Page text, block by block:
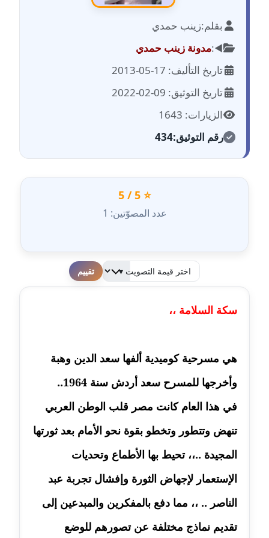
مدونة احمد الحسيني
عاملة
مدونة احمد زكريا
عاملة
مدونة أحمد زيدان
عاملة
مدونة أحمد سيد
عاملة
عاملة
مدونة اريج الشرفا
مدونة اسراء كمال
مدونة اسلام أبو علم
عاملة
عاملة
بقلم:زينب حمدي
◀️:مدونة زينب حمدي
تاريخ التأليف: 17-05-2013
تاريخ التوثيق: 09-02-2022
الزيارات: 1643
رقم التوثيق:434
⭐ 5 / 5
عدد المصوّتين: 1
لطفا قم بالتقييم
سكة السلامة ،،
هي مسرحية كوميدية ألفها سعد الدين وهبة
وأخرجها للمسرح سعد أردش سنة 1964..
في هذا العام كانت مصر قلب الوطن العربي
تنهض وتتطور وتخطو بقوة نحو الأمام بعد ثورتها
المجيدة ..،، تحيط بها الأطماع وتحديات
الإستعمار لإجهاض الثورة وإفشال تجربة عبد
الناصر .. ،، مما دفع بالمفكرين والمبدعين إلى
تقديم نماذج مختلفة عن تصورهم للوضع